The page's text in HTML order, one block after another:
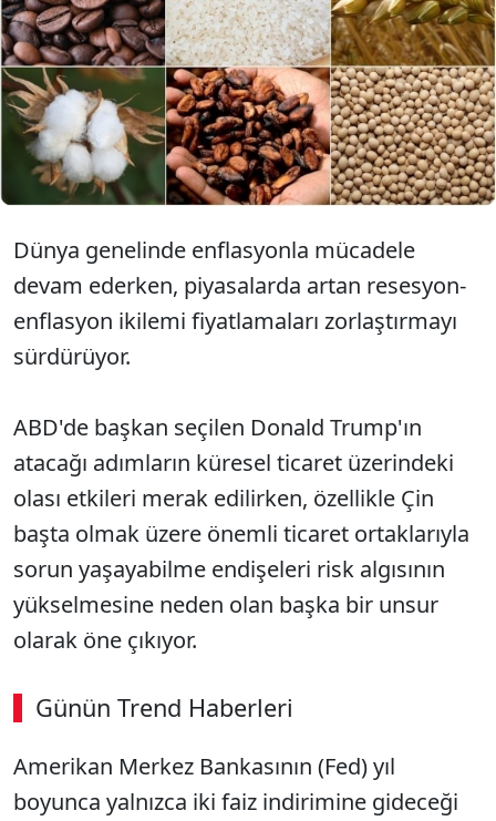
Emtia piyasasında, geçen hafta siyasi ve
jeopolitik belirsizlikler ile beraber karışık bir
seyir öne çıkarken, yatırımcılar gözlerini
ABD'de yeni yönetimin atacağı adımlara
çevirdi.
Dünya genelinde enflasyonla mücadele
devam ederken, piyasalarda artan resesyon-
enflasyon ikilemi fiyatlamaları zorlaştırmayı
sürdürüyor.
ABD'de başkan seçilen Donald Trump'ın
atacağı adımların küresel ticaret üzerindeki
olası etkileri merak edilirken, özellikle Çin
başta olmak üzere önemli ticaret ortaklarıyla
sorun yaşayabilme endişeleri risk algısının
yükselmesine neden olan başka bir unsur
olarak öne çıkıyor.
Günün Trend Haberleri
00:03 / 09:15
Amerikan Merkez Bankasının (Fed) yıl
boyunca yalnızca iki faiz indirimine gideceği